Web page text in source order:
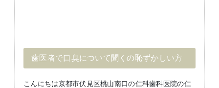
歯医者で口臭について聞くの恥ずかしい方
こんにちは京都市伏見区桃山南口の仁科歯科医院の仁